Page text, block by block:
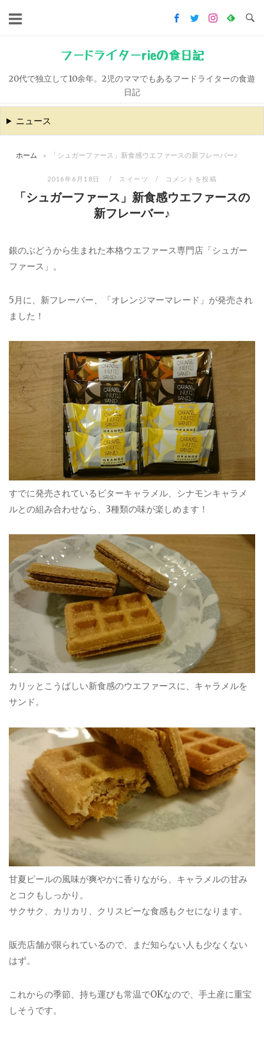
キ
ッ
フードライターrieの食日記
20代で独立して10余年。2児のママでもあるフードライターの食遊
日記
ニュース
ホーム » 「シュガーファース」新食感ウエファースの新フレーバー♪
2016年6月18日 スイーツ コメントを投稿
「シュガーファース」新食感ウエファースの
新フレーバー♪
銀のぶどうから生まれた本格ウエファース専門店「シュガー
ファース」。
5月に、新フレーバー、「オレンジマーマレード」が発売され
ました！
すでに発売されているビターキャラメル、シナモンキャラメ
ルとの組み合わせなら、3種類の味が楽しめます！
カリッとこうばしい新食感のウエファースに、キャラメルを
サンド。
甘夏ピールの風味が爽やかに香りながら、キャラメルの甘み
とコクもしっかり。
サクサク、カリカリ、クリスピーな食感もクセになります。
販売店舗が限られているので、まだ知らない人も少なくない
はず。
これからの季節、持ち運びも常温でOKなので、手土産に重宝
しそうです。